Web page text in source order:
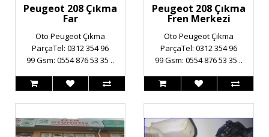
Peugeot 208 Çıkma
Far
Oto Peugeot Çıkma
ParçaTel: 0312 354 96
99 Gsm: 0554 876 53 35 ..
Peugeot 208 Çıkma
Fren Merkezi
Oto Peugeot Çıkma
ParçaTel: 0312 354 96
99 Gsm: 0554 876 53 35 ..